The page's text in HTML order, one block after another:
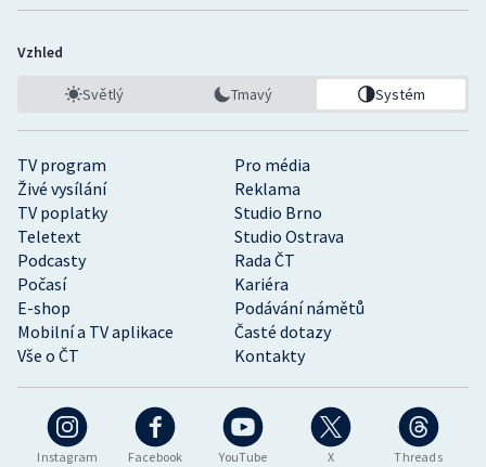
Instagram Facebook YouTube X Threads
TV program
Pro média
Živé vysílání
Reklama
TV poplatky
Studio Brno
Teletext
Studio Ostrava
Podcasty
Rada ČT
Počasí
Kariéra
E-shop
Podávání námětů
Mobilní a TV aplikace
Časté dotazy
Vše o ČT
Kontakty
Vzhled
Světlý Tmavý Systém